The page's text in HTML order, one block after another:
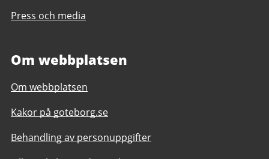
Press och media
Om webbplatsen
Om webbplatsen
Kakor på goteborg.se
Behandling av personuppgifter